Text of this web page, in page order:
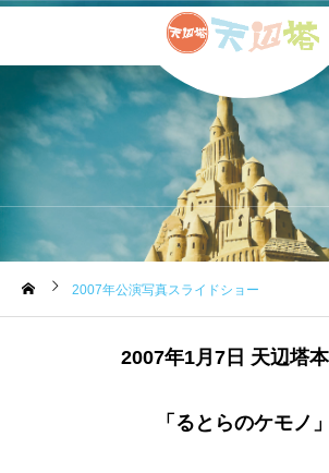
公演スライドシ
2007年公演写真スライドショー
2007年1月7日 天辺塔
「るとらのケモノ」